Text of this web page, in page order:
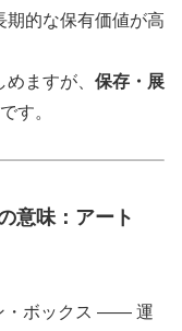
期的な保有価値が高
ますが、 保存・展
す。
意味：アート
・ボックス ―― 運